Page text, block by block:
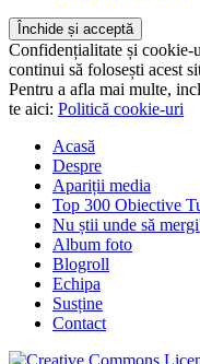
Confidențialitate și cookie-
continui să folosești acest
Pentru a afla mai multe,
te aici: Politică cookie-uri
Acasă
Despre
Apariții media
Top 300 Obiective
Nu știi unde să
Album foto
Blogroll
Echipa
Susține
Contact